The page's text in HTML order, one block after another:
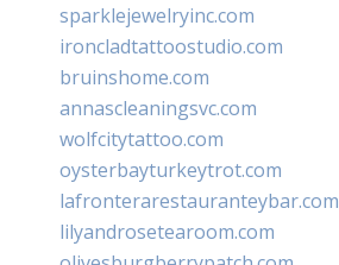
sparklejewelryinc.com
ironcladtattoostudio.com
bruinshome.com
annascleaningsvc.com
wolfcitytattoo.com
oysterbayturkeytrot.com
lafronterarestauranteybar.com
lilyandrosetearoom.com